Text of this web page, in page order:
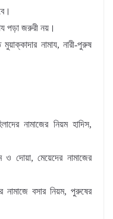
পড়া জরুরী নয়।
নামায, নারী-পুরুষ
নামাজের নিয়ম হাদিস,
ও দোয়া, মেয়েদের নামাজের
নামাজে বসার নিয়ম, পুরুষের